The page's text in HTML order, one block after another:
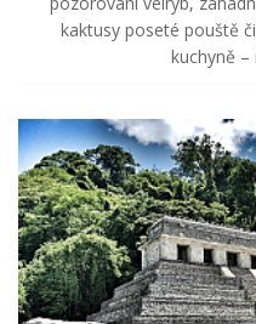
kaktusy poseté pouště
kuchyně –